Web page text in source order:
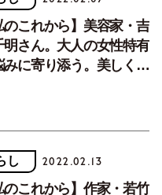
のこれから】美容家・吉
明さん。大人の女性特有
みに寄り添う。美しく健
し 2022.02.13
のこれから】作家・若竹